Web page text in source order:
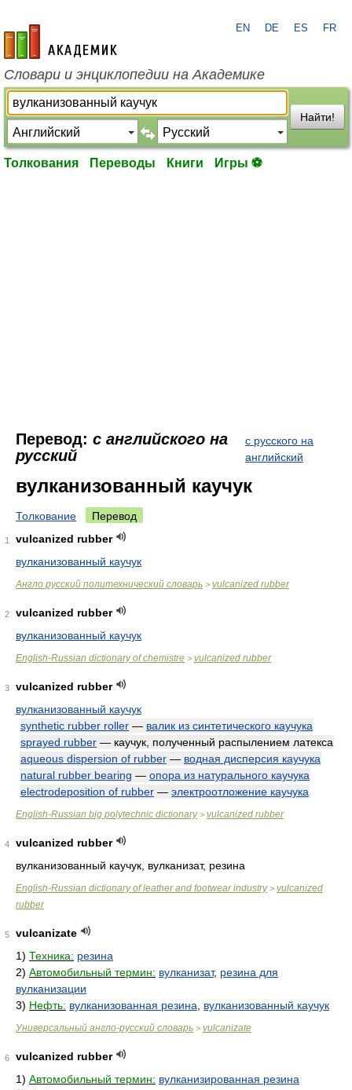
academic.ru
EN DE ES FR
Словари и энциклопедии на Академике
Найти!
Толкования Переводы Книги Игры ⚽
Перевод: с английского на
русский
с русского на
английский
вулканизованный каучук
Толкование Перевод
1
vulcanized rubber
вулканизованный каучук
Англо русский политехнический словарь > vulcanized rubber
2
vulcanized rubber
вулканизованный каучук
English-Russian dictionary of chemistre > vulcanized rubber
3
vulcanized rubber
вулканизованный каучук
synthetic rubber roller — валик из синтетического каучука
sprayed rubber — каучук, полученный распылением латекса
aqueous dispersion of rubber — водная дисперсия каучука
natural rubber bearing — опора из натурального каучука
electrodeposition of rubber — электроотложение каучука
English-Russian big polytechnic dictionary> vulcanized rubber
4
vulcanized rubber
вулканизованный каучук, вулканизат, резина
English-Russian dictionary of leather and footwear industry> vulcanized
rubber
5
vulcanizate
1) Техника: резина
2) Автомобильный термин: вулканизат, резина для
вулканизации
3) Нефть: вулканизованная резина вулканизованный каучук
Универсальный англо-русский словарь > vulcanizate
6
vulcanized rubber
1) Автомобильный термин: вулканизированная резина